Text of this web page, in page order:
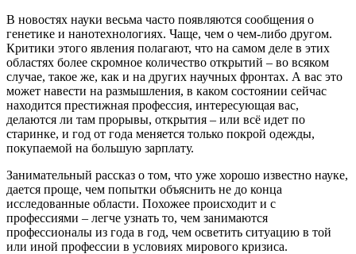
В новостях науки весьма часто появляются сообщения о
генетике и нанотехнологиях. Чаще, чем о чем-либо другом.
Критики этого явления полагают, что на самом деле в этих
областях более скромное количество открытий – во всяком
случае, такое же, как и на других научных фронтах. А вас это
может навести на размышления, в каком состоянии сейчас
находится престижная профессия, интересующая вас,
делаются ли там прорывы, открытия – или всё идет по
старинке, и год от года меняется только покрой одежды,
покупаемой на большую зарплату.
Занимательный рассказ о том, что уже хорошо известно науке,
дается проще, чем попытки объяснить не до конца
исследованные области. Похожее происходит и с
профессиями – легче узнать то, чем занимаются
профессионалы из года в год, чем осветить ситуацию в той
или иной профессии в условиях мирового кризиса.